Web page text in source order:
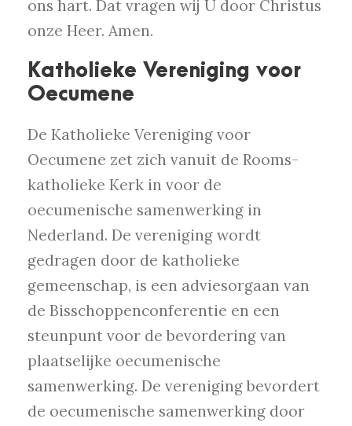
ons hart. Dat vragen wij U door Christus
onze Heer. Amen.
Katholieke Vereniging voor
Oecumene
De Katholieke Vereniging voor
Oecumene zet zich vanuit de Rooms-
katholieke Kerk in voor de
oecumenische samenwerking in
Nederland. De vereniging wordt
gedragen door de katholieke
gemeenschap, is een adviesorgaan van
de Bisschoppenconferentie en een
steunpunt voor de bevordering van
plaatselijke oecumenische
samenwerking. De vereniging bevordert
de oecumenische samenwerking door